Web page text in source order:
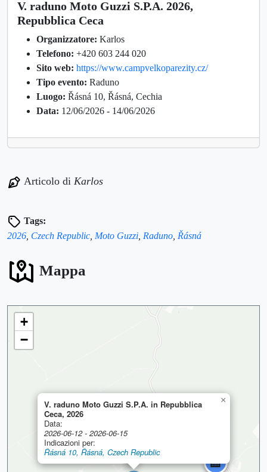
V. raduno Moto Guzzi S.P.A. 2026,
Repubblica Ceca
Organizzatore: Karlos
Telefono: +420 603 244 020
Sito web: https://www.campvelkoparezity.cz/
Tipo evento: Raduno
Luogo: Řásná 10, Řásná, Cechia
Data: 12/06/2026 - 14/06/2026
Articolo di Karlos
Tags:
2026 Czech Republic Moto Guzzi Raduno Řásná
Mappa
🏨
V. raduno Moto Guzzi S.P.A. in Repubblica
Ceca, 2026
Data:
2026-06-12 - 2026-06-15
Indicazioni per:
Řásná 10, Řásná, Czech Republic
×
+
−